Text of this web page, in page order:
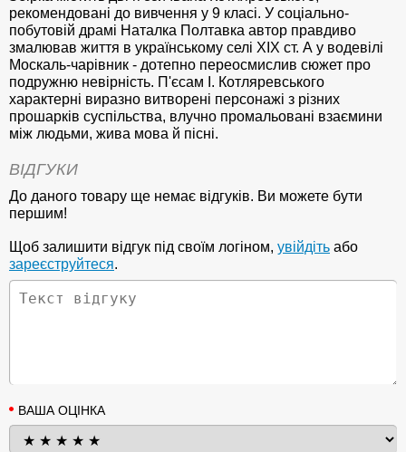
рекомендовані до вивчення у 9 класі. У соціально-
побутовій драмі Наталка Полтавка автор правдиво
змалював життя в українському селі ХІХ ст. А у водевілі
Москаль-чарівник - дотепно переосмислив сюжет про
подружню невірність. П'єсам І. Котляревського
характерні виразно витворені персонажі з різних
прошарків суспільства, влучно промальовані взаємини
між людьми, жива мова й пісні.
ВІДГУКИ
До даного товару ще немає відгуків. Ви можете бути
першим!
Щоб залишити відгук під своїм логіном, увійдіть або
зареєструйтеся.
ВАША ОЦІНКА